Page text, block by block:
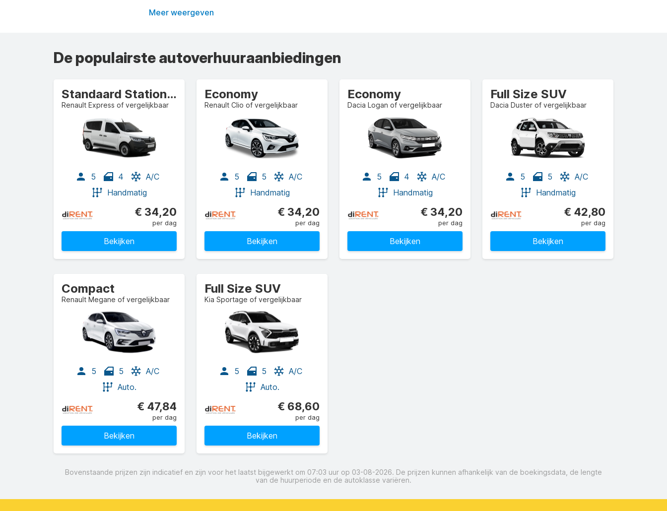
Meer weergeven
De populairste autoverhuuraanbiedingen
Standaard Stationwagen
Renault Express of vergelijkbaar
5 4
A/C
Handmatig
€ 34,20
per dag
Bekijken
Economy
Renault Clio of vergelijkbaar
5 5
A/C
Handmatig
€ 34,20
per dag
Bekijken
Economy
Dacia Logan of vergelijkbaar
5 4
A/C
Handmatig
€ 34,20
per dag
Bekijken
Full Size SUV
Dacia Duster of vergelijkbaar
5 5
A/C
Handmatig
€ 42,80
per dag
Bekijken
Compact
Renault Megane of vergelijkbaar
5 5
A/C
Auto.
€ 47,84
per dag
Bekijken
Full Size SUV
Kia Sportage of vergelijkbaar
5 5
A/C
Auto.
€ 68,60
per dag
Bekijken
Bovenstaande prijzen zijn indicatief en zijn voor het laatst bijgewerkt om 07:03 uur op 03-08-2026. De prijzen kunnen afhankelijk van de boekingsdata, de lengte
van de huurperiode en de autoklasse variëren.